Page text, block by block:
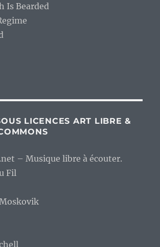
Is Bearded
LICENCES ART LIBRE &
– Musique libre à écouter.
Fil